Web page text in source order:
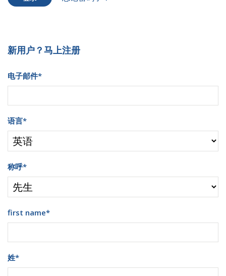
新用户？马上注册
电子邮件*
语言*
称呼*
first name*
姓*